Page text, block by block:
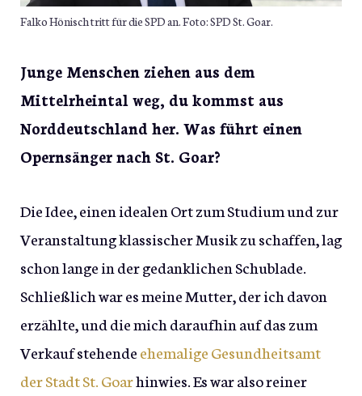
Falko Hönisch tritt für die SPD an. Foto: SPD St. Goar.
Junge Menschen ziehen aus dem
Mittelrheintal weg, du kommst aus
Norddeutschland her. Was führt einen
Opernsänger nach St. Goar?
Die Idee, einen idealen Ort zum Studium und zur
Veranstaltung klassischer Musik zu schaffen, lag
schon lange in der gedanklichen Schublade.
Schließlich war es meine Mutter, der ich davon
erzählte, und die mich daraufhin auf das zum
Verkauf stehendeehemalige Gesundheitsamt
der Stadt St. Goarhinwies. Es war also reiner